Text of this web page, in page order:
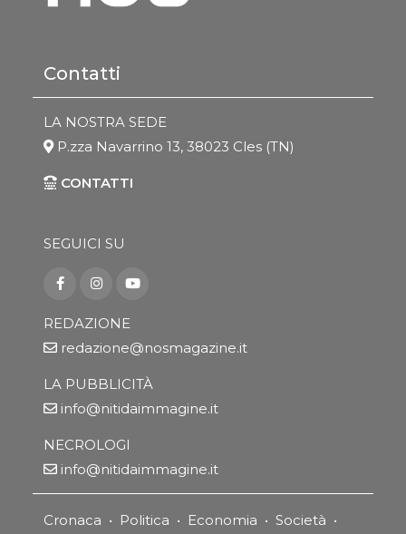
Contatti
LA NOSTRA SEDE
P.zza Navarrino 13, 38023 Cles (TN)
CONTATTI
SEGUICI SU
REDAZIONE
redazione@nosmagazine.it
LA PUBBLICITÀ
info@nitidaimmagine.it
NECROLOGI
info@nitidaimmagine.it
Cronaca • Politica • Economia • Società •